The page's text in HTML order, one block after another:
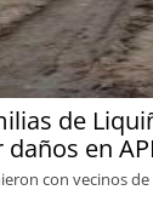
de
en
con vecinos de